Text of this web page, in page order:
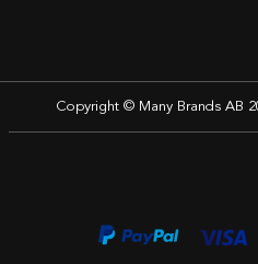
Copyright © Many Brands AB